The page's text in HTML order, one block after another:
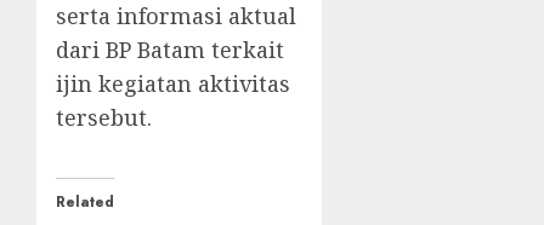
serta informasi aktual
dari BP Batam terkait
ijin kegiatan aktivitas
tersebut.
Related